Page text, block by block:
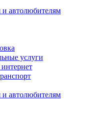
автолюбителям
услуги
автолюбителям